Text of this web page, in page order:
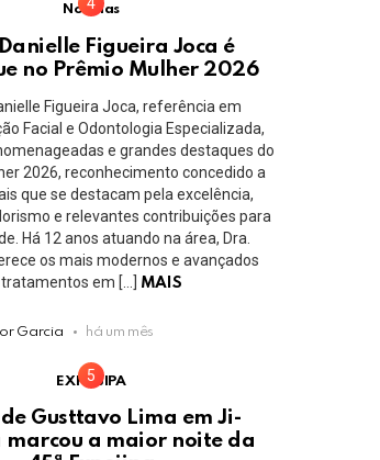
Notícias
Figueira Joca é
no Prêmio Mulher 2026
Figueira Joca, referência em
Facial e Odontologia Especializada,
e grandes destaques do
2026, reconhecimento concedido a
que se destacam pela excelência,
e relevantes contribuições para
Há 12 anos atuando na área, Dra.
os mais modernos e avançados
tratamentos em […] MAIS
Garcia há um mês
EXPOJIPA
Gusttavo Lima em Ji-
marcou a maior noite da